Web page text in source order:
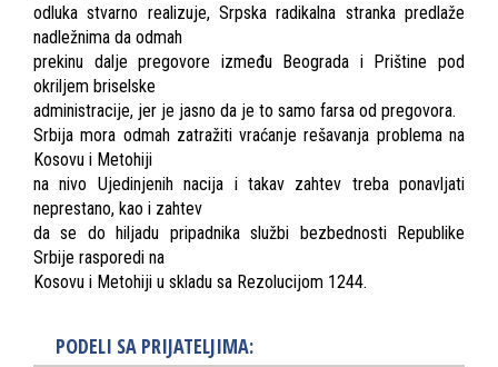
odluka stvarno realizuje, Srpska radikalna stranka predlaže
nadležnima da odmah
prekinu dalje pregovore između Beograda i Prištine pod
okriljem briselske
administracije, jer je jasno da je to samo farsa od pregovora.
Srbija mora odmah zatražiti vraćanje rešavanja problema na
Kosovu i Metohiji
na nivo Ujedinjenih nacija i takav zahtev treba ponavljati
neprestano, kao i zahtev
da se do hiljadu pripadnika službi bezbednosti Republike
Srbije rasporedi na
Kosovu i Metohiji u skladu sa Rezolucijom 1244.
PODELI SA PRIJATELJIMA: